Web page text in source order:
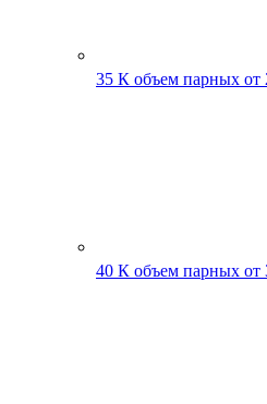
35 К объем парных от
40 К объем парных от